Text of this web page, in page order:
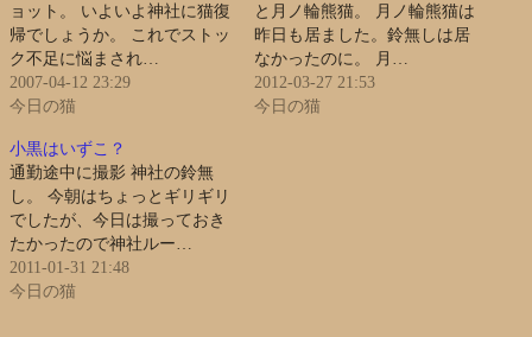
ョット。 いよいよ神社に猫復
帰でしょうか。 これでストッ
ク不足に悩まされ…
2007-04-12 23:29
今日の猫
と月ノ輪熊猫。 月ノ輪熊猫は
昨日も居ました。鈴無しは居
なかったのに。 月…
2012-03-27 21:53
今日の猫
小黒はいずこ？
通勤途中に撮影 神社の鈴無
し。 今朝はちょっとギリギリ
でしたが、今日は撮っておき
たかったので神社ルー…
2011-01-31 21:48
今日の猫